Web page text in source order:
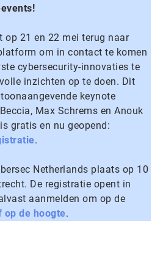
op 21 en 22 mei terug naar
om in contact te komen
cybersecurity-innovaties te
inzichten op te doen. Dit
keynote
Max Schrems en Anouk
gratis en nu geopend:
.
Netherlands plaats op 10
De registratie opent in
aanmelden om op de
op de hoogte.